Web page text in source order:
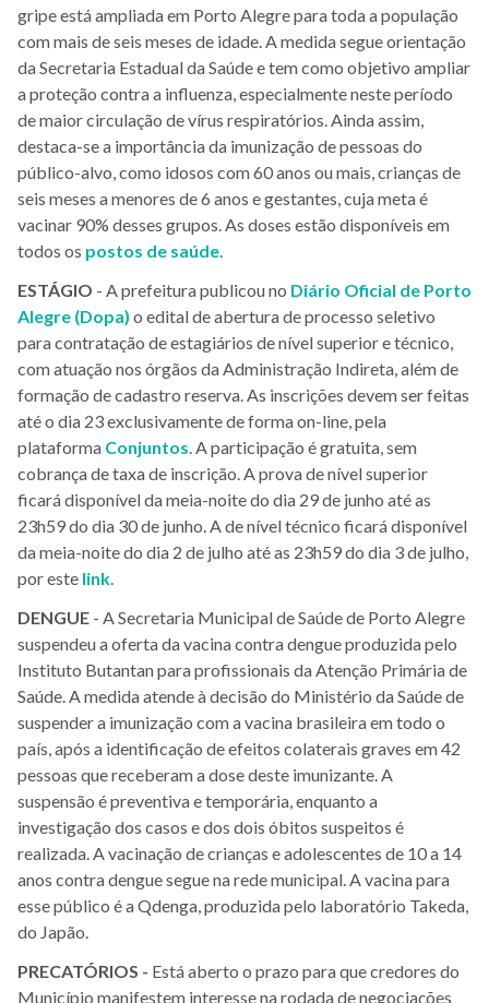
gripe está ampliada em Porto Alegre para toda a população
com mais de seis meses de idade. A medida segue orientação
da Secretaria Estadual da Saúde e tem como objetivo ampliar
a proteção contra a influenza, especialmente neste período
de maior circulação de vírus respiratórios. Ainda assim,
destaca-se a importância da imunização de pessoas do
público-alvo, como idosos com 60 anos ou mais, crianças de
seis meses a menores de 6 anos e gestantes, cuja meta é
vacinar 90% desses grupos. As doses estão disponíveis em
todos os postos de saúde
ESTÁGIO - A prefeitura publicou no Diário Oficial de Porto
Alegre (Dopa) o edital de abertura de processo seletivo
para contratação de estagiários de nível superior e técnico,
com atuação nos órgãos da Administração Indireta, além de
formação de cadastro reserva. As inscrições devem ser feitas
até o dia 23 exclusivamente de forma on-line, pela
plataforma Conjuntos . A participação é gratuita, sem
cobrança de taxa de inscrição. A prova de nível superior
ficará disponível da meia-noite do dia 29 de junho até as
23h59 do dia 30 de junho. A de nível técnico ficará disponível
da meia-noite do dia 2 de julho até as 23h59 do dia 3 de julho,
por este link
DENGUE - A Secretaria Municipal de Saúde de Porto Alegre
suspendeu a oferta da vacina contra dengue produzida pelo
Instituto Butantan para profissionais da Atenção Primária de
Saúde. A medida atende à decisão do Ministério da Saúde de
suspender a imunização com a vacina brasileira em todo o
país, após a identificação de efeitos colaterais graves em 42
pessoas que receberam a dose deste imunizante. A
suspensão é preventiva e temporária, enquanto a
investigação dos casos e dos dois óbitos suspeitos é
realizada. A vacinação de crianças e adolescentes de 10 a 14
anos contra dengue segue na rede municipal. A vacina para
esse público é a Qdenga, produzida pelo laboratório Takeda,
do Japão.
PRECATÓRIOS - Está aberto o prazo para que credores do
Município manifestem interesse na rodada de negociações